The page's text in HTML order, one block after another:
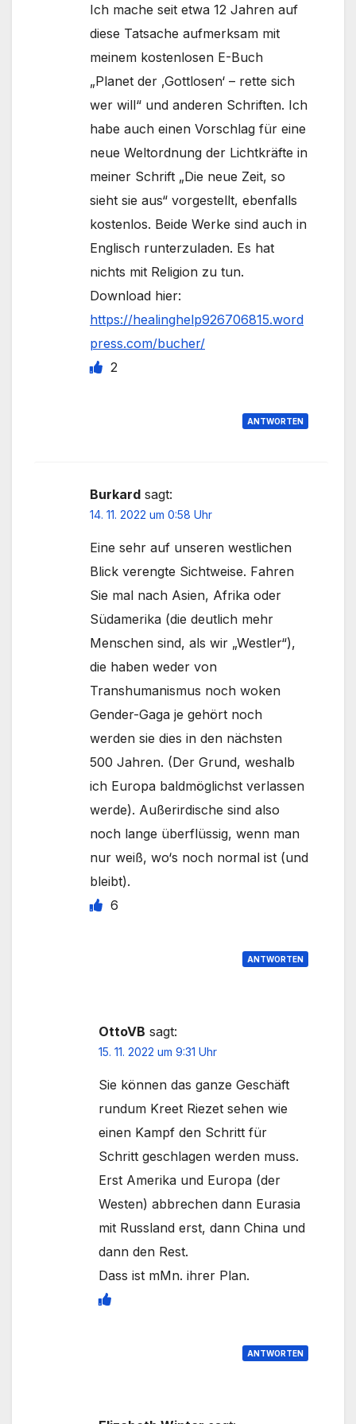
Ich mache seit etwa 12 Jahren auf
diese Tatsache aufmerksam mit
meinem kostenlosen E-Buch
„Planet der ‚Gottlosen‘ – rette sich
wer will“ und anderen Schriften. Ich
habe auch einen Vorschlag für eine
neue Weltordnung der Lichtkräfte in
meiner Schrift „Die neue Zeit, so
sieht sie aus“ vorgestellt, ebenfalls
kostenlos. Beide Werke sind auch in
Englisch runterzuladen. Es hat
nichts mit Religion zu tun.
Download hier:
https://healinghelp926706815.word
press.com/bucher/
2
ANTWORTEN
Burkard sagt:
14. 11. 2022 um 0:58 Uhr
Eine sehr auf unseren westlichen
Blick verengte Sichtweise. Fahren
Sie mal nach Asien, Afrika oder
Südamerika (die deutlich mehr
Menschen sind, als wir „Westler“),
die haben weder von
Transhumanismus noch woken
Gender-Gaga je gehört noch
werden sie dies in den nächsten
500 Jahren. (Der Grund, weshalb
ich Europa baldmöglichst verlassen
werde). Außerirdische sind also
noch lange überflüssig, wenn man
nur weiß, wo‘s noch normal ist (und
bleibt).
6
ANTWORTEN
OttoVB sagt:
15. 11. 2022 um 9:31 Uhr
Sie können das ganze Geschäft
rundum Kreet Riezet sehen wie
einen Kampf den Schritt für
Schritt geschlagen werden muss.
Erst Amerika und Europa (der
Westen) abbrechen dann Eurasia
mit Russland erst, dann China und
dann den Rest.
Dass ist mMn. ihrer Plan.
ANTWORTEN